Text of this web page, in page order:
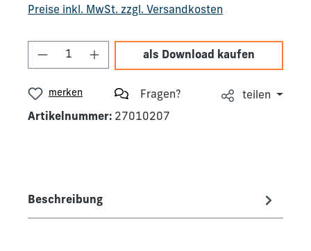
Preise inkl. MwSt. zzgl. Versandkosten
Produkt Anzahl: Gib den gewünschten
als Download kaufen
merken Fragen?
teilen
Artikelnummer: 27010207
Beschreibung